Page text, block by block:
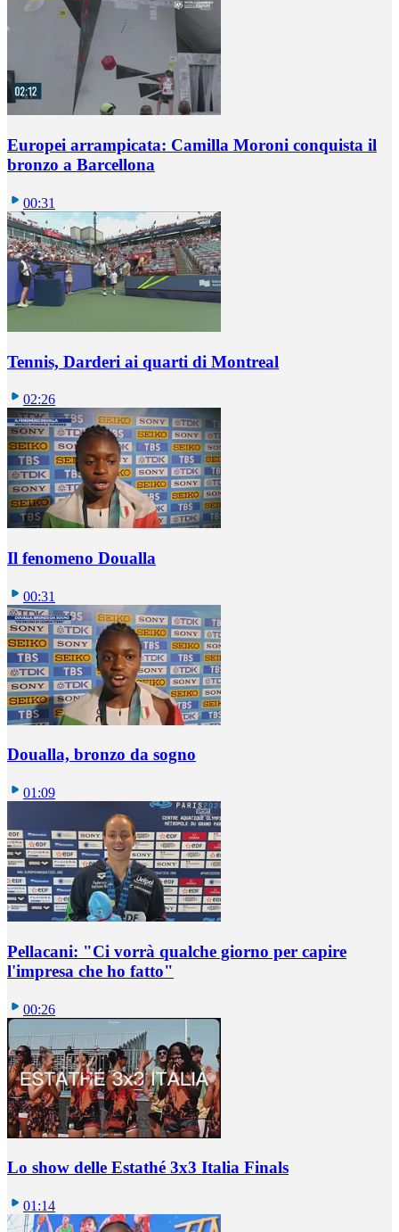
Europei arrampicata: Camilla Moroni conquista il
bronzo a Barcellona
00:31
Tennis, Darderi ai quarti di Montreal
02:26
Il fenomeno Doualla
00:31
Doualla, bronzo da sogno
01:09
Pellacani: "Ci vorrà qualche giorno per capire
l'impresa che ho fatto"
00:26
Lo show delle Estathé 3x3 Italia Finals
01:14